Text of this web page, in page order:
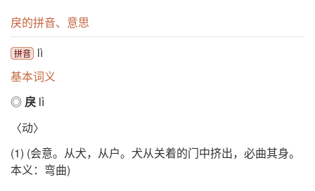
戾的拼音、意思
拼音
lì
基本词义
◎ 戾 lì
〈动〉
(1) (会意。从犬，从户。犬从关着的门中挤出，必曲其身。
本义：弯曲)